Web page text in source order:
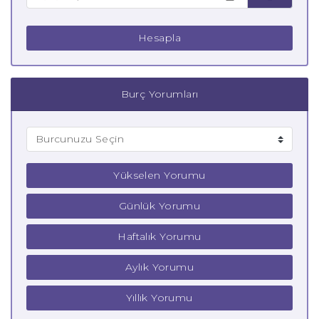
Hesapla
Burç Yorumları
Yükselen Yorumu
Günlük Yorumu
Haftalık Yorumu
Aylık Yorumu
Yıllık Yorumu